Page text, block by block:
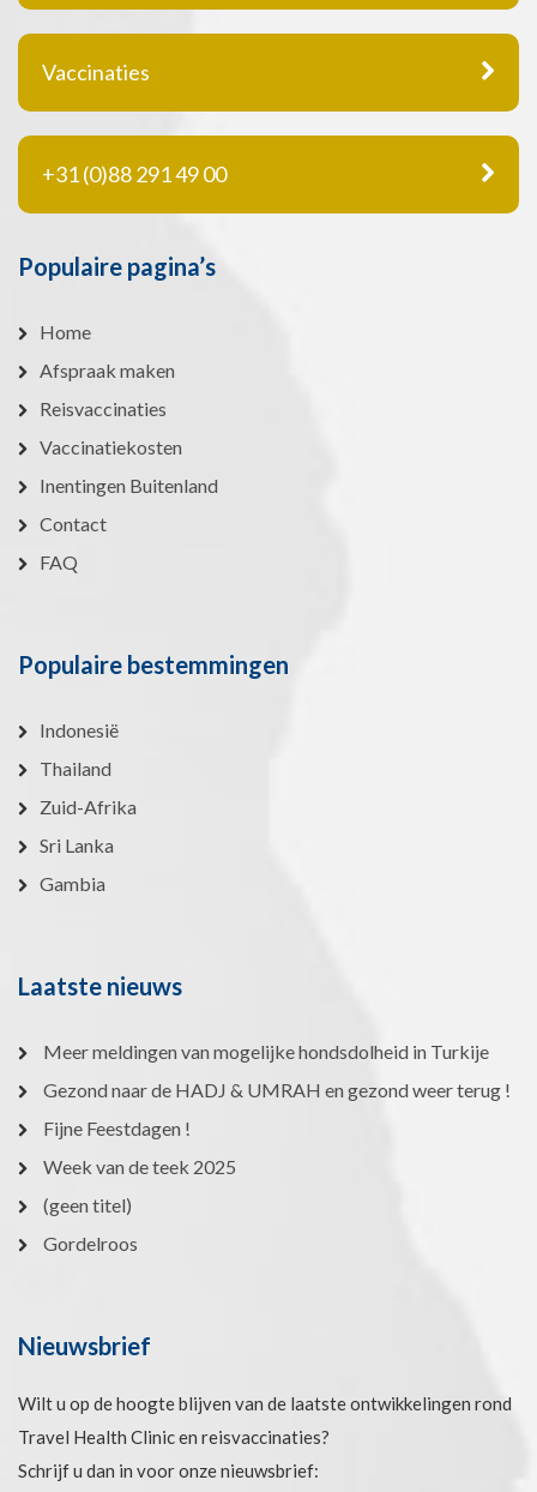
Vaccinaties
+31 (0)88 291 49 00
Populaire pagina’s
Home
Afspraak maken
Reisvaccinaties
Vaccinatiekosten
Inentingen Buitenland
Contact
FAQ
Populaire bestemmingen
Indonesië
Thailand
Zuid-Afrika
Sri Lanka
Gambia
Laatste nieuws
Meer meldingen van mogelijke hondsdolheid in Turkije
Gezond naar de HADJ & UMRAH en gezond weer terug !
Fijne Feestdagen !
Week van de teek 2025
(geen titel)
Gordelroos
Nieuwsbrief
Wilt u op de hoogte blijven van de laatste ontwikkelingen rond
Travel Health Clinic en reisvaccinaties?
Schrijf u dan in voor onze nieuwsbrief: